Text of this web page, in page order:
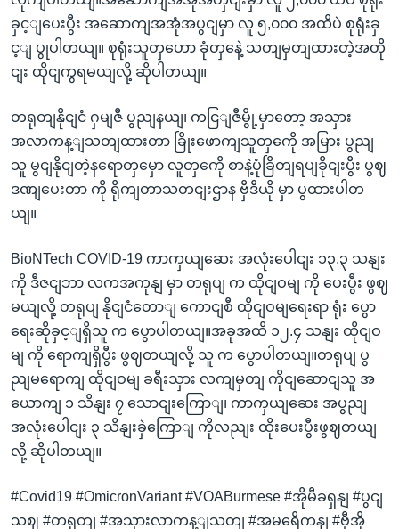
ခှင့ျပေးပွီး အဆောကျအအုံအပွငျမှာ လူ ၅,၀၀၀ အထိပဲ စုရုံးခှ
င့ျ ပွုပါတယျ။ စုရုံးသူတှဟော ခုံတှနေဲ့ သတျမှတျထားတဲ့အတို
ငျး ထိုငျကွရမယျလို့ ဆိုပါတယျ။
တရုတျနိုငျငံ ဂှမျဇီ ပွညျနယျ၊ ကငြျဇီမွို့မှာတော့ အသှား
အလာကန့ျသတျထားတာ ခြိုးဖောကျသူတှကေို အမြား ပွညျ
သူ မွငျနိုငျတဲ့နရောတှမှော လူတှကေို စာနဲ့ပုံခြိတျရပျခိုငျးပွီး ပွဈ
ဒဏျပေးတာ ကို ရိုကျတာသတငျးဌာန ဗှီဒီယို မှာ ပွထားပါတ
ယျ။
BioNTech COVID-19 ကာကှယျဆေး အလုံးပေါငျး ၁၃.၃ သနျး
ကို ဒီဇငျဘာ လကအကုနျ မှာ တရုပျ က ထိုငျဝမျ ကို ပေးပွီး ဖွဈ
မယျလို့ တရုပျ နိုငျငံတောျ ကောငျစီ ထိုငျဝမျရေးရာ ရုံး ပွော
ရေးဆိုခှင့ျရှိသူ က ပွောပါတယျ။အခုအထိ ၁၂.၄ သနျး ထိုငျဝ
မျ ကို ရောကျရှိပွီး ဖွဈတယျလို့ သူ က ပွောပါတယျ။တရုပျ ပွ
ညျမရောကျ ထိုငျဝမျ ခရီးသှား လကျမှတျ ကိုငျဆောငျသူ အ
ယောကျ ၁ သိနျး ၇ သောငျးကြောျ၊ ကာကှယျဆေး အပွညျ
အလုံးပေါငျး ၃ သိနျးခှဲကြောျ ကိုလညျး ထိုးပေးပွီးဖွဈတယျ
လို့ ဆိုပါတယျ။
#Covid19 #OmicronVariant #VOABurmese #အိုမီခရှနျ #ပွငျ
သဈ #တရုတျ #အသှားလာကန့ျသတျ #အမရေိကနျ #ဗှီအို